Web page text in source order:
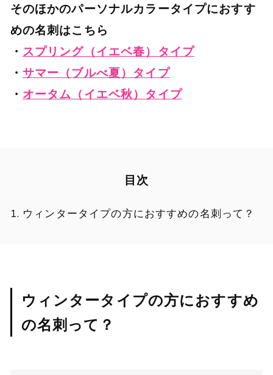
そのほかのパーソナルカラータイプにおすす
めの名刺はこちら
・ スプリング（イエベ春）タイプ
・ サマー（ブルべ夏）タイプ
・ オータム（イエベ秋）タイプ
目次
ウィンタータイプの方におすすめの名刺って？
ウィンタータイプの方におすすめ
の名刺って？